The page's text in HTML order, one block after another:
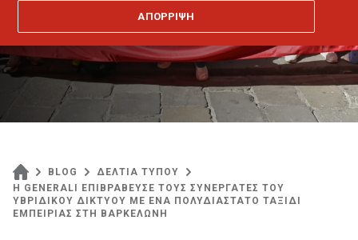
Βαρκελώνη
BLOG
ΔΕΛΤΙΑ ΤΥΠΟΥ
Η GENERALI ΕΠΙΒΡΑΒΕΥΣΕ ΤΟΥΣ ΣΥΝΕΡΓΑΤΕΣ ΤΟΥ
ΥΒΡΙΔΙΚΟΥ ΔΙΚΤΥΟΥ ΜΕ ΕΝΑ ΠΟΛΥΔΙΑΣΤΑΤΟ ΤΑΞΙΔΙ
ΕΜΠΕΙΡΙΑΣ ΣΤΗ ΒΑΡΚΕΛΩΝΗ
ΑΠΟΡΡΙΨΗ